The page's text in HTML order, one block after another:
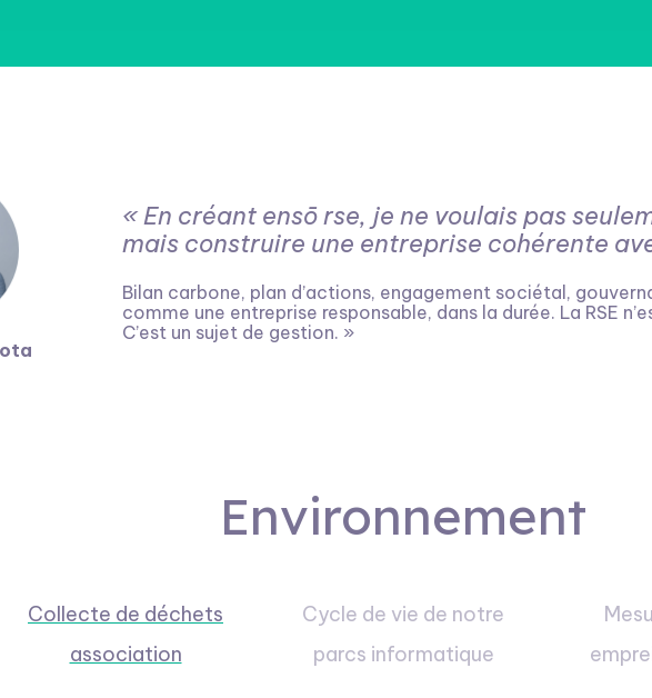
« En créant ensō rse, je ne voulais pas
mais construire une entreprise cohérente
Bilan carbone, plan d’actions, engagement sociétal,
comme une entreprise responsable, dans la durée. La RSE
C’est un sujet de gestion. »
Environnement
Collecte de déchets
association
Cycle de vie de notre
parcs informatique